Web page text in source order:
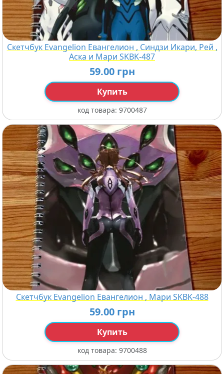
Скетчбук Evangelion Евангелион , Синдзи Икари, Рей ,
Аска и Мари SKBK-487
59.00 грн
Купить
код товара: 9700487
Скетчбук Evangelion Евангелион , Мари SKBK-488
59.00 грн
Купить
код товара: 9700488